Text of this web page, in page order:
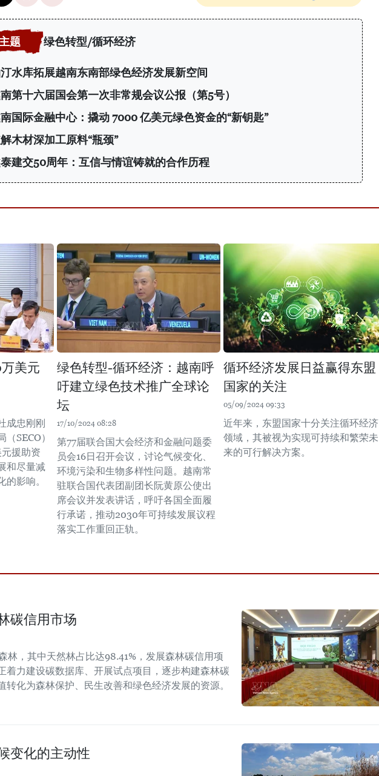
绿色转型/循环经济
水库拓展越南东南部绿色经济发展新空间
第十六届国会第一次非常规会议公报（第5号）
国际金融中心：撬动 7000 亿美元绿色资金的“新钥匙”
木材深加工原料“瓶颈”
建交50周年：互信与情谊铸就的合作历程
美元
成忠刚刚
SECO）
援助资
和尽量减
影响。
绿色转型-循环经济：越南呼
吁建立绿色技术推广全球论
坛
17/10/2024 08:28
第77届联合国大会经济和金融问题委
员会16日召开会议，讨论气候变化、
环境污染和生物多样性问题。越南常
驻联合国代表团副团长阮黄原公使出
席会议并发表讲话，呼吁各国全面履
行承诺，推动2030年可持续发展议程
落实工作重回正轨。
循环经济发展日益赢得东盟
国家的关注
05/09/2024 09:33
近年来，东盟国家十分关注循环经济
领域，其被视为实现可持续和繁荣未
来的可行解决方案。
碳信用市场
林，其中天然林占比达98.41%，发展森林碳信用项
着力建设碳数据库、开展试点项目，逐步构建森林碳
转化为森林保护、民生改善和绿色经济发展的资源。
变化的主动性